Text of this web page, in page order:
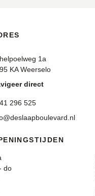
1a
KA Weerselo
direct
296 525
do